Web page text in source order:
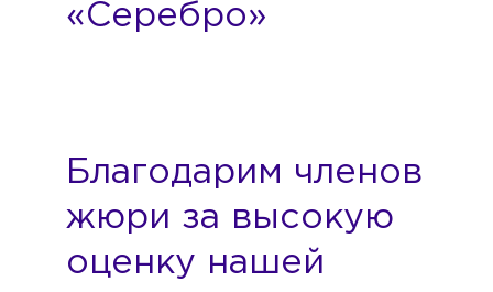
«Серебро»
Благодарим членов
жюри за высокую
оценку нашей